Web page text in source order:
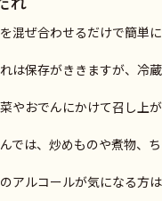
混ぜ合わせるだけで簡単
は保存がききますが、冷
やおでんにかけて召し上
では、炒めものや煮物、
アルコールが気になる方